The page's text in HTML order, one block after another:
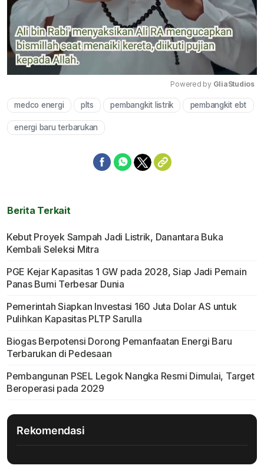
Mute
Powered by GliaStudios
medco energi plts pembangkit listrik pembangkit ebt
energi baru terbarukan
Berita Terkait
Kebut Proyek Sampah Jadi Listrik, Danantara Buka
Kembali Seleksi Mitra
PGE Kejar Kapasitas 1 GW pada 2028, Siap Jadi Pemain
Panas Bumi Terbesar Dunia
Pemerintah Siapkan Investasi 160 Juta Dolar AS untuk
Pulihkan Kapasitas PLTP Sarulla
Biogas Berpotensi Dorong Pemanfaatan Energi Baru
Terbarukan di Pedesaan
Pembangunan PSEL Legok Nangka Resmi Dimulai, Target
Beroperasi pada 2029
Rekomendasi